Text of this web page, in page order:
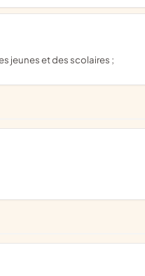
jeunes et des scolaires ;